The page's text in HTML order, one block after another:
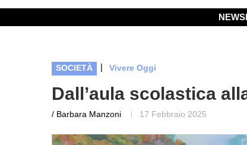
SOCIETÀ | Vivere Oggi
Dall’aula scolastica
/ Barbara Manzoni 17 Febbraio 2025